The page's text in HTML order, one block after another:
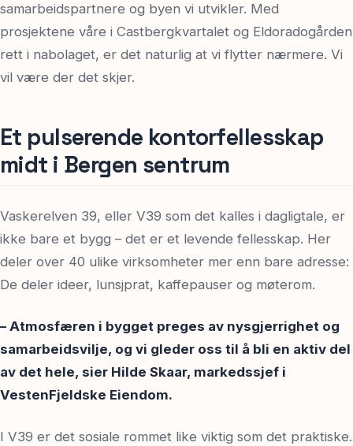
samarbeidspartnere og byen vi utvikler. Med
prosjektene våre i Castbergkvartalet og Eldoradogården
rett i nabolaget, er det naturlig at vi flytter nærmere. Vi
vil være der det skjer.
Et pulserende kontorfellesskap
midt i Bergen sentrum
Vaskerelven 39, eller V39 som det kalles i dagligtale, er
ikke bare et bygg – det er et levende fellesskap. Her
deler over 40 ulike virksomheter mer enn bare adresse:
De deler ideer, lunsjprat, kaffepauser og møterom.
– Atmosfæren i bygget preges av nysgjerrighet og
samarbeidsvilje, og vi gleder oss til å bli en aktiv del
av det hele, sier Hilde Skaar, markedssjef i
VestenFjeldske Eiendom.
I V39 er det sosiale rommet like viktig som det praktiske.